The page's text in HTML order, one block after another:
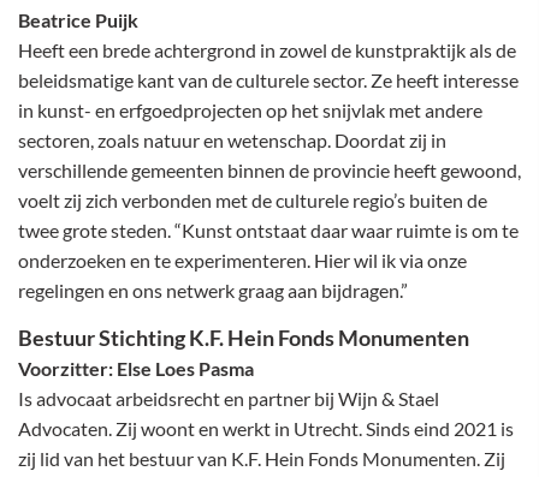
Beatrice Puijk
Heeft een brede achtergrond in zowel de kunstpraktijk als de
beleidsmatige kant van de culturele sector. Ze heeft interesse
in kunst- en erfgoedprojecten op het snijvlak met andere
sectoren, zoals natuur en wetenschap. Doordat zij in
verschillende gemeenten binnen de provincie heeft gewoond,
voelt zij zich verbonden met de culturele regio’s buiten de
twee grote steden. “Kunst ontstaat daar waar ruimte is om te
onderzoeken en te experimenteren. Hier wil ik via onze
regelingen en ons netwerk graag aan bijdragen.”
Bestuur Stichting K.F. Hein Fonds Monumenten
Voorzitter: Else Loes Pasma
Is advocaat arbeidsrecht en partner bij Wijn & Stael
Advocaten. Zij woont en werkt in Utrecht. Sinds eind 2021 is
zij lid van het bestuur van K.F. Hein Fonds Monumenten. Zij